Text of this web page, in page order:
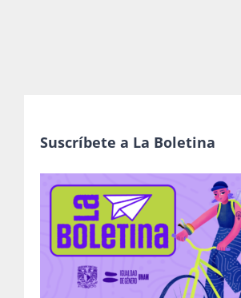
Suscríbete a La Boletina